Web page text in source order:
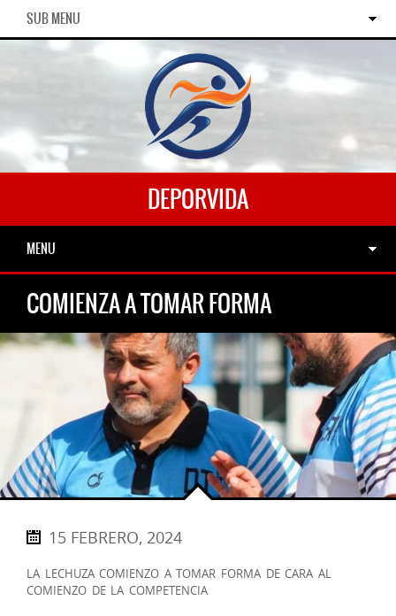
SUB MENU
DEPORVIDA
MENU
COMIENZA A TOMAR FORMA
15 FEBRERO, 2024
LA LECHUZA COMIENZO A TOMAR FORMA DE CARA AL
COMIENZO DE LA COMPETENCIA